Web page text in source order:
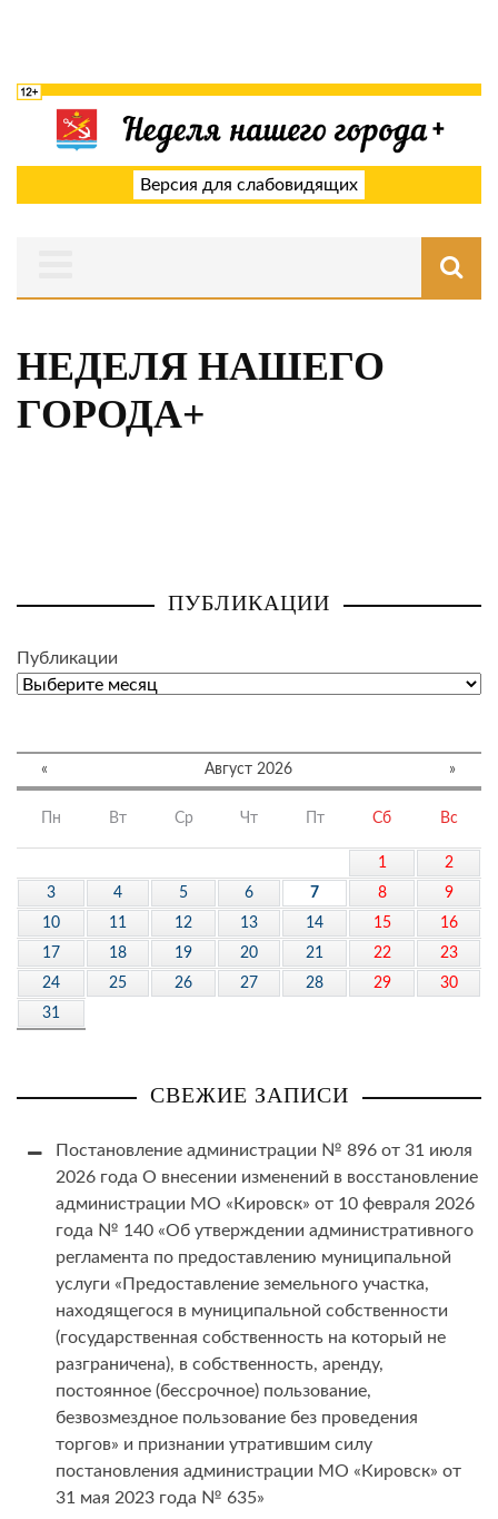
Версия для слабовидящих
НЕДЕЛЯ НАШЕГО
ГОРОДА+
ПУБЛИКАЦИИ
Публикации
« Август 2026 »
Пн Вт Ср Чт Пт Сб Вс
1
2
3
4 5 6 7 8
9
10
11 12 13 14 15
16
17
18 19 20 21 22
23
24
25 26 27 28 29
30
31
СВЕЖИЕ ЗАПИСИ
Постановление администрации № 896 от 31 июля
2026 года О внесении изменений в восстановление
администрации МО «Кировск» от 10 февраля 2026
года № 140 «Об утверждении административного
регламента по предоставлению муниципальной
услуги «Предоставление земельного участка,
находящегося в муниципальной собственности
(государственная собственность на который не
разграничена), в собственность, аренду,
постоянное (бессрочное) пользование,
безвозмездное пользование без проведения
торгов» и признании утратившим силу
постановления администрации МО «Кировск» от
31 мая 2023 года № 635»